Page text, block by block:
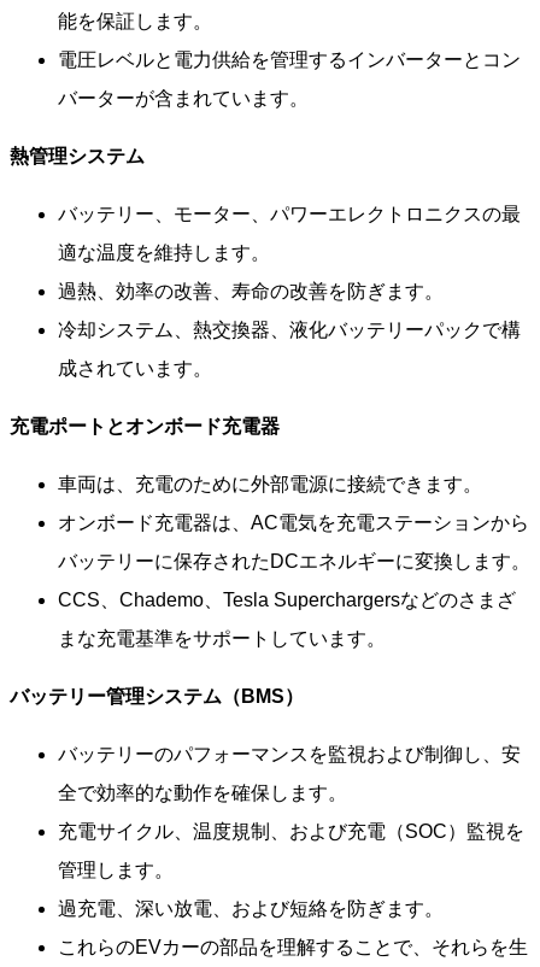
能を保証します。
電圧レベルと電力供給を管理するインバーターとコン
バーターが含まれています。
熱管理システム
バッテリー、モーター、パワーエレクトロニクスの最
適な温度を維持します。
過熱、効率の改善、寿命の改善を防ぎます。
冷却システム、熱交換器、液化バッテリーパックで構
成されています。
充電ポートとオンボード充電器
車両は、充電のために外部電源に接続できます。
オンボード充電器は、AC電気を充電ステーションから
バッテリーに保存されたDCエネルギーに変換します。
CCS、Chademo、Tesla Superchargersなどのさまざ
まな充電基準をサポートしています。
バッテリー管理システム（BMS）
バッテリーのパフォーマンスを監視および制御し、安
全で効率的な動作を確保します。
充電サイクル、温度規制、および充電（SOC）監視を
管理します。
過充電、深い放電、および短絡を防ぎます。
これらのEVカーの部品を理解することで、それらを生